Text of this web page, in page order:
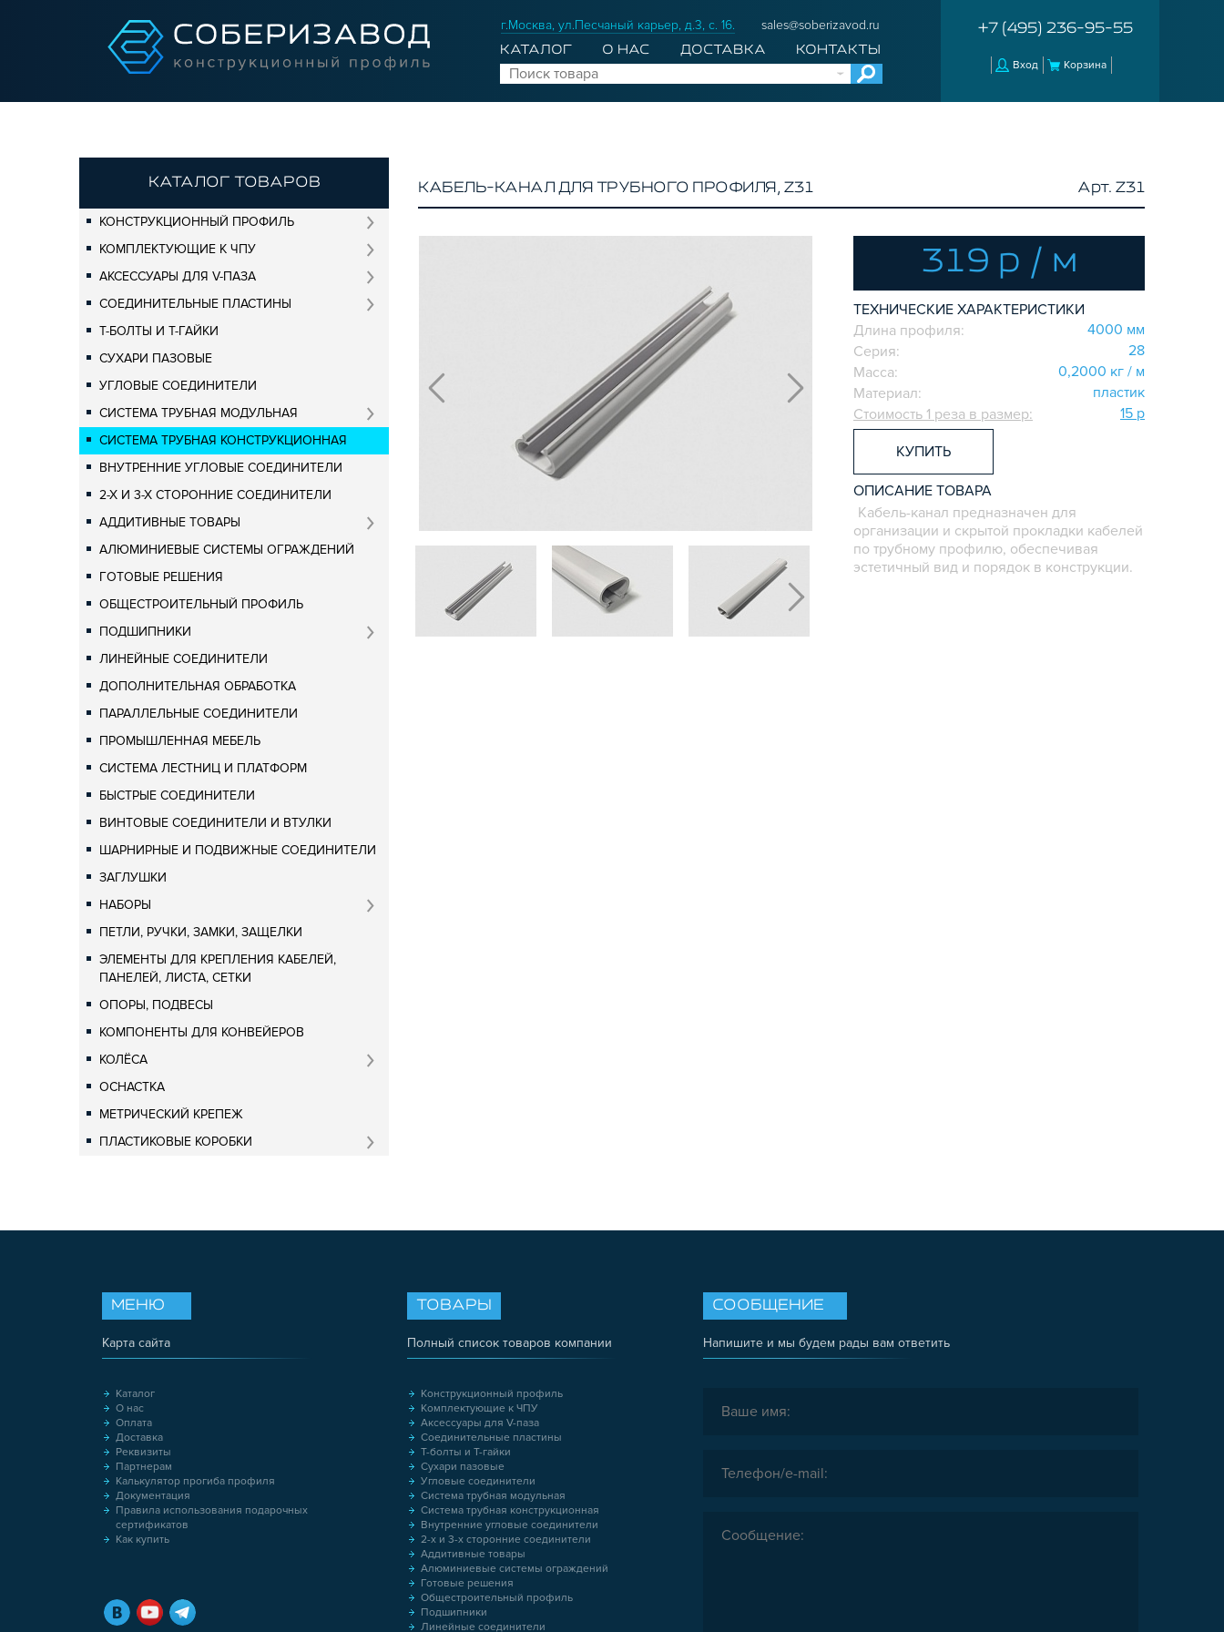
г.Москва, ул.Песчаный карьер, д.3, с. 16. sales@soberizavod.ru
КАТАЛОГ О НАС ДОСТАВКА КОНТАКТЫ
+7 (495) 236-95-55
Вход Корзина
КАТАЛОГ ТОВАРОВ
КОНСТРУКЦИОННЫЙ ПРОФИЛЬ
КОМПЛЕКТУЮЩИЕ К ЧПУ
АКСЕССУАРЫ ДЛЯ V-ПАЗА
СОЕДИНИТЕЛЬНЫЕ ПЛАСТИНЫ
Т-БОЛТЫ И Т-ГАЙКИ
СУХАРИ ПАЗОВЫЕ
УГЛОВЫЕ СОЕДИНИТЕЛИ
СИСТЕМА ТРУБНАЯ МОДУЛЬНАЯ
СИСТЕМА ТРУБНАЯ КОНСТРУКЦИОННАЯ
ВНУТРЕННИЕ УГЛОВЫЕ СОЕДИНИТЕЛИ
2-Х И 3-Х СТОРОННИЕ СОЕДИНИТЕЛИ
АДДИТИВНЫЕ ТОВАРЫ
АЛЮМИНИЕВЫЕ СИСТЕМЫ ОГРАЖДЕНИЙ
ГОТОВЫЕ РЕШЕНИЯ
ОБЩЕСТРОИТЕЛЬНЫЙ ПРОФИЛЬ
ПОДШИПНИКИ
ЛИНЕЙНЫЕ СОЕДИНИТЕЛИ
ДОПОЛНИТЕЛЬНАЯ ОБРАБОТКА
ПАРАЛЛЕЛЬНЫЕ СОЕДИНИТЕЛИ
ПРОМЫШЛЕННАЯ МЕБЕЛЬ
СИСТЕМА ЛЕСТНИЦ И ПЛАТФОРМ
БЫСТРЫЕ СОЕДИНИТЕЛИ
ВИНТОВЫЕ СОЕДИНИТЕЛИ И ВТУЛКИ
ШАРНИРНЫЕ И ПОДВИЖНЫЕ СОЕДИНИТЕЛИ
ЗАГЛУШКИ
НАБОРЫ
ПЕТЛИ, РУЧКИ, ЗАМКИ, ЗАЩЕЛКИ
ЭЛЕМЕНТЫ ДЛЯ КРЕПЛЕНИЯ КАБЕЛЕЙ,
ПАНЕЛЕЙ, ЛИСТА, СЕТКИ
ОПОРЫ, ПОДВЕСЫ
КОМПОНЕНТЫ ДЛЯ КОНВЕЙЕРОВ
КОЛЁСА
ОСНАСТКА
МЕТРИЧЕСКИЙ КРЕПЕЖ
ПЛАСТИКОВЫЕ КОРОБКИ
КАБЕЛЬ-КАНАЛ ДЛЯ ТРУБНОГО ПРОФИЛЯ, Z31 Арт. Z31
319 р / м
ТЕХНИЧЕСКИЕ ХАРАКТЕРИСТИКИ
Длина профиля:
4000 мм
Серия:
28
Масса:
0,2000 кг / м
Материал:
пластик
Стоимость 1 реза в размер:
15 р
КУПИТЬ
ОПИСАНИЕ ТОВАРА
Кабель-канал предназначен для
организации и скрытой прокладки кабелей
по трубному профилю, обеспечивая
эстетичный вид и порядок в конструкции.
СООБЩЕНИЕ
Напишите и мы будем рады вам ответить
ТОВАРЫ
Полный список товаров компании
Конструкционный профиль
Комплектующие к ЧПУ
Аксессуары для V-паза
Соединительные пластины
Т-болты и Т-гайки
Сухари пазовые
Угловые соединители
Система трубная модульная
Система трубная конструкционная
Внутренние угловые соединители
2-х и 3-х сторонние соединители
Аддитивные товары
Алюминиевые системы ограждений
Готовые решения
Общестроительный профиль
Подшипники
Линейные соединители
МЕНЮ
Карта сайта
Каталог
О нас
Оплата
Доставка
Реквизиты
Партнерам
Калькулятор прогиба профиля
Документация
Правила использования подарочных
сертификатов
Как купить